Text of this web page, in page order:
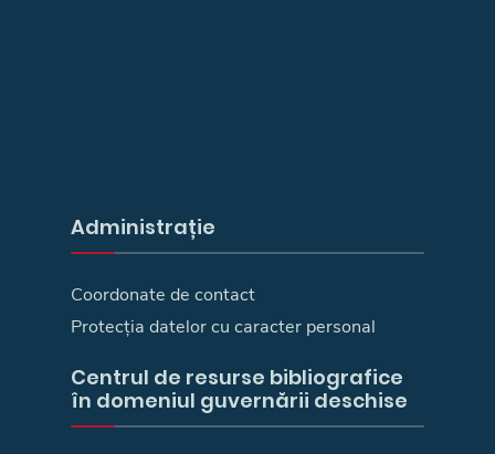
Administrație
Coordonate de contact
Protecția datelor cu caracter personal
Centrul de resurse bibliografice
în domeniul guvernării deschise